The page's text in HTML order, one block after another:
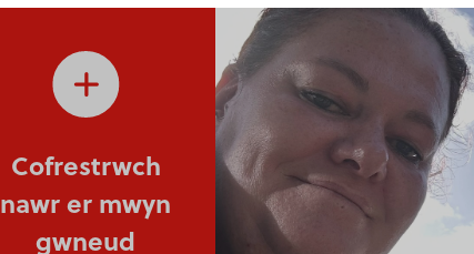
Cofrestrwch
nawr er mwyn
gwneud